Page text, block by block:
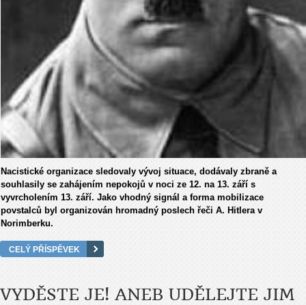
Nacistické organizace sledovaly vývoj situace, dodávaly zbraně a
souhlasily se zahájením nepokojů v noci ze 12. na 13. září s
vyvrcholením 13. září. Jako vhodný signál a forma mobilizace
povstalců byl organizován hromadný poslech řeči A. Hitlera v
Norimberku.
CELÝ PŘÍSPĚVEK
VYDĚSTE JE! ANEB UDĚLEJTE JIM